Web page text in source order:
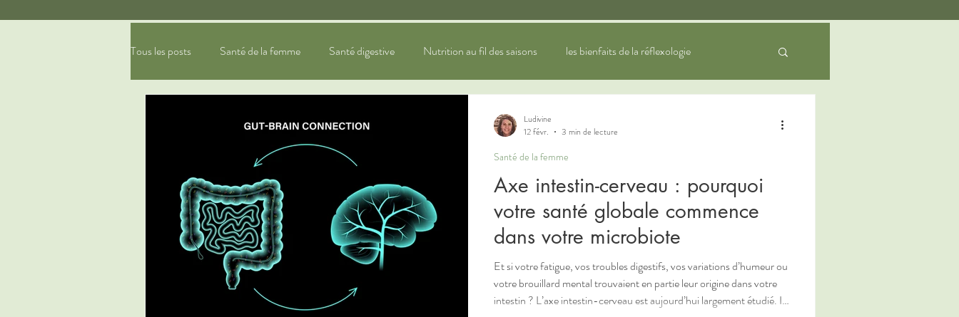
Tous les posts Santé de la femme Santé digestive Nutrition au fil des saisons les bienfaits de la réflexologie
Axe intestin-cerveau : pourquoi
votre santé globale commence
dans votre microbiote
Et si votre fatigue, vos troubles digestifs, vos variations d’humeur ou
votre brouillard mental trouvaient en partie leur origine dans votre
intestin ? L’axe intestin-cerveau est aujourd’hui largement étudié. Il
Santé de la femme
Ludivine
12 févr.
3 min de lecture